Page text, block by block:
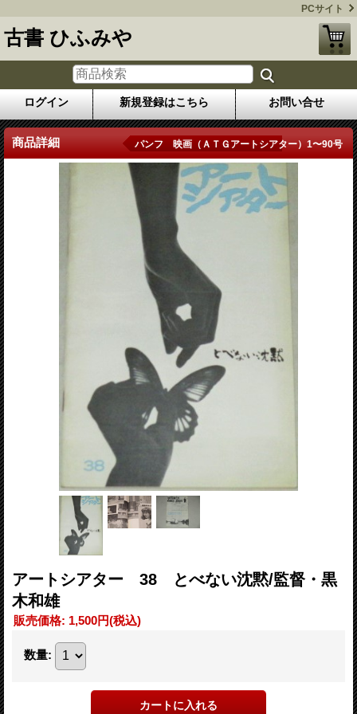
PCサイト
古書 ひふみや
ログイン 新規登録はこちら お問い合せ
商品詳細 パンフ 映画（ＡＴＧアートシアター）1〜90号
アートシアター 38 とべない沈黙/監督・黒
木和雄
販売価格: 1,500円(税込)
数量: